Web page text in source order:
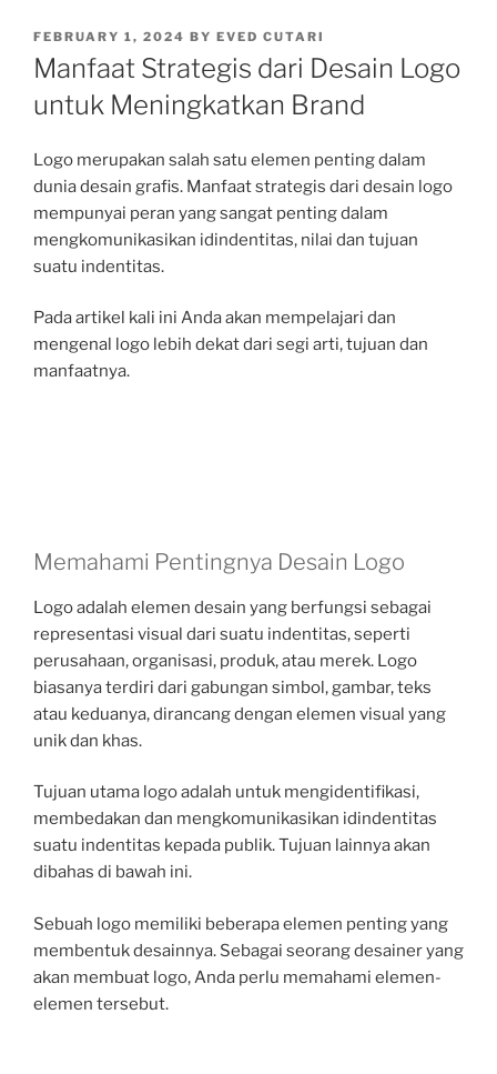
POSTED
ON
FEBRUARY 1, 2024 BY EVED CUTARI
Manfaat Strategis dari Desain Logo
untuk Meningkatkan Brand
Logo merupakan salah satu elemen penting dalam
dunia desain grafis. Manfaat strategis dari desain logo
mempunyai peran yang sangat penting dalam
mengkomunikasikan idindentitas, nilai dan tujuan
suatu indentitas.
Pada artikel kali ini Anda akan mempelajari dan
mengenal logo lebih dekat dari segi arti, tujuan dan
manfaatnya.
Memahami Pentingnya Desain Logo
Logo adalah elemen desain yang berfungsi sebagai
representasi visual dari suatu indentitas, seperti
perusahaan, organisasi, produk, atau merek. Logo
biasanya terdiri dari gabungan simbol, gambar, teks
atau keduanya, dirancang dengan elemen visual yang
unik dan khas.
Tujuan utama logo adalah untuk mengidentifikasi,
membedakan dan mengkomunikasikan idindentitas
suatu indentitas kepada publik. Tujuan lainnya akan
dibahas di bawah ini.
Sebuah logo memiliki beberapa elemen penting yang
membentuk desainnya. Sebagai seorang desainer yang
akan membuat logo, Anda perlu memahami elemen-
elemen tersebut.